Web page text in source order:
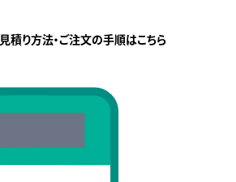
積り方法・ご注文の手順はこちら